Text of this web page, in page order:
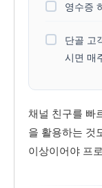
영수증
단골 고
시면 매
채널 친구를 빠
을 활용하는 것
이상이어야 프